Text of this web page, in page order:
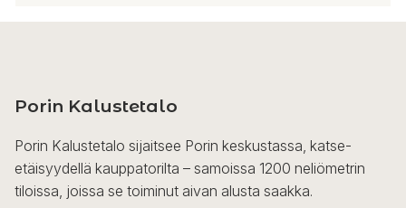
muunnelma.
tehdä
valinnat
tuotteen
Porin Kalustetalo
Porin Kalustetalo sijaitsee Porin keskustassa, katse-
etäisyydellä kauppatorilta – samoissa 1200 neliömetrin
tiloissa, joissa se toiminut aivan alusta saakka.